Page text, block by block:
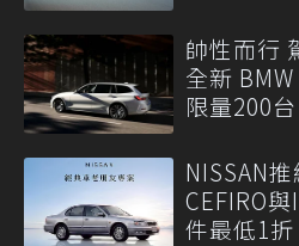
帥性而行
全新
限量200台
NISSAN
CEFIRO
件最低1折